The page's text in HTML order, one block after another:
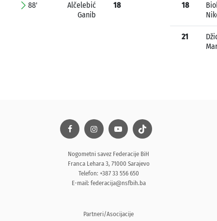
88'
Alčelebić
Ganib
18 18
21
Nogometni savez Federacije BiH
Franca Lehara 3, 71000 Sarajevo
Telefon: +387 33 556 650
E-mail: federacija@nsfbih.ba
Partneri/Asocijacije